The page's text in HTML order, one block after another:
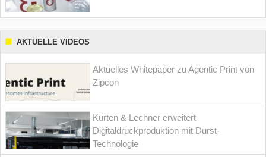
AKTUELLE VIDEOS
Aktuelles Whitepaper zu Agentic Print von
Zipcon
Kürten & Lechner erweitert
Digitaldruckproduktion mit Durst-
Technologie